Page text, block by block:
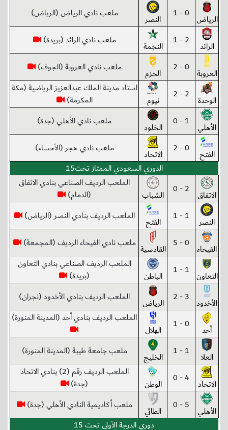
الرياض 0 - 1 النصر ملعب نادي الرياض (الرياض)
الرائد 2 - 1 النجمة ملعب نادي الرائد (بريدة)
العروبة 0 - 2 الحزم ملعب نادي العروبة (الجوف)
الوحدة 2 - 2 نيوم
استاد مدينة الملك عبدالعزيز الرياضية (مكة
المكرمة)
الأهلي 1 - 0 الخلود ملعب نادي الأهلي (جدة)
الفتح 0 - 2 الاتحاد
ملعب نادي هجر (الأحساء)
الدوري السعودي الممتاز تحت15
الاتفاق 2 - 0 الشباب
الملعب الرديف الصناعي بنادي الاتفاق
(الدمام)
النصر 1 - 1 الفتح الملعب الرديف بنادي النصر (الرياض)
الفيحاء 0 - 5 القادسية ملعب نادي الفيحاء الرديف (المجمعة)
التعاون 1 - 1 الباطن
الملعب الرديف الصناعي بنادي التعاون
(بريدة)
الأخدود 3 - 2 الرياض الملعب الرديف بنادي الأخدود (نجران)
أحد 0 - 1 الهلال
الملعب الرديف بنادي أحد (المدينة المنورة)
العلا 1 - 1 الخليج ملعب جامعة طيبة (المدينة المنورة)
الاتحاد 4 - 0 الوطن
الملعب الرديف رقم (2) بنادي الاتحاد
(جدة)
الأهلي 5 - 0 الطائي
ملعب أكاديمية النادي الأهلي (جدة)
دوري الدرجة الأولى تحت 15